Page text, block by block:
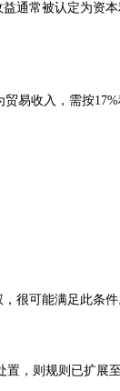
通常被认定为资
易收入，需按
很可能满足此条
置，则规则已扩展